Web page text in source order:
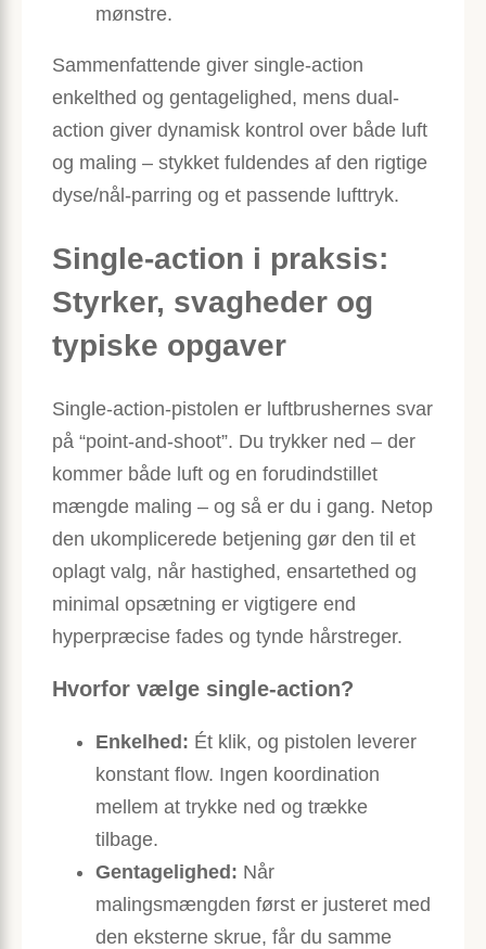
mønstre.
Sammenfattende giver single-action
enkelthed og gentagelighed, mens dual-
action giver dynamisk kontrol over både luft
og maling – stykket fuldendes af den rigtige
dyse/nål-parring og et passende lufttryk.
Single-action i praksis:
Styrker, svagheder og
typiske opgaver
Single-action-pistolen er luftbrushernes svar
på “point-and-shoot”. Du trykker ned – der
kommer både luft og en forudindstillet
mængde maling – og så er du i gang. Netop
den ukomplicerede betjening gør den til et
oplagt valg, når hastighed, ensartethed og
minimal opsætning er vigtigere end
hyperpræcise fades og tynde hårstreger.
Hvorfor vælge single-action?
Enkelhed: Ét klik, og pistolen leverer
konstant flow. Ingen koordination
mellem at trykke ned og trække
tilbage.
Gentagelighed: Når
malingsmængden først er justeret med
den eksterne skrue, får du samme